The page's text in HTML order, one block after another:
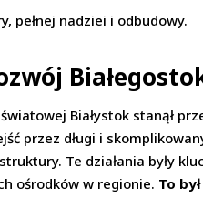
pełnej nadziei i odbudowy.
Białystok stanął
przez długi i
Te działania były
ośrodków w regionie. To